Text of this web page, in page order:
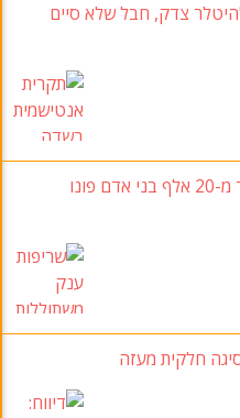
צדק, חבל שלא סיים
שריפות ענק משתוללות בקנדה: יותר מ-20 אלף בני אדם פונו
חלקית מעזה